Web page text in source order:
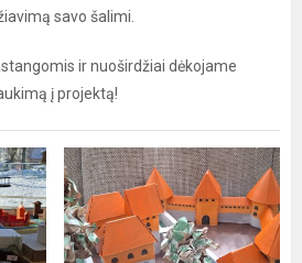
savo šalimi.
ir nuoširdžiai dėkojame
į projektą!